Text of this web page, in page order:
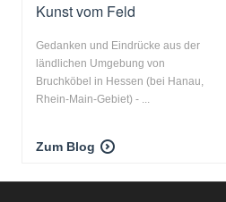
Kunst vom Feld
Gedanken und Eindrücke aus der
ländlichen Umgebung von
Bruchköbel in Hessen (bei Hanau,
Rhein-Main-Gebiet) - ...
Zum Blog